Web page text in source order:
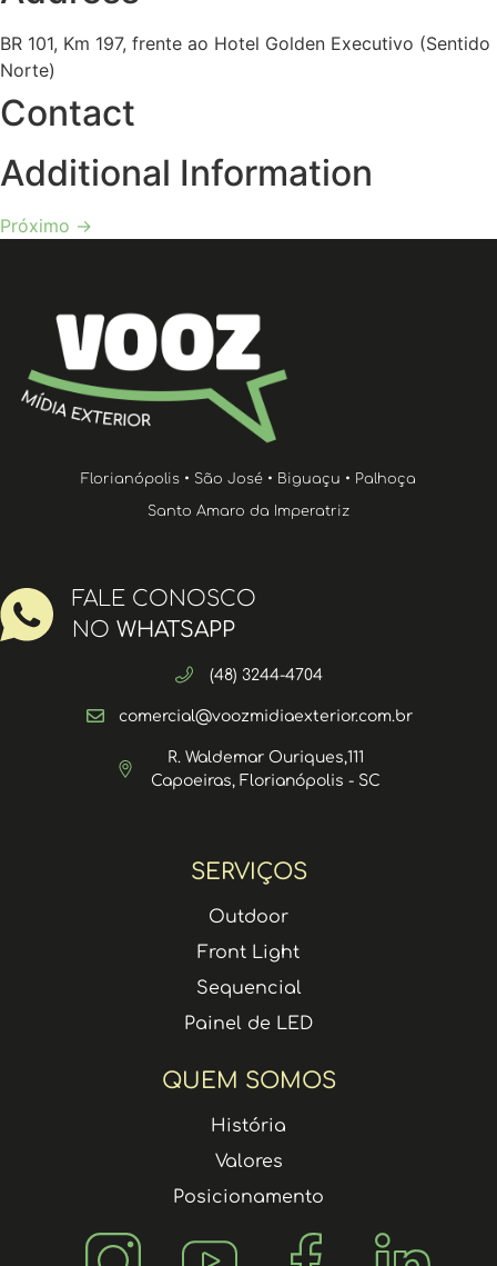
BR 101, Km 197, frente ao Hotel Golden Executivo (Sentido
Norte)
Contact
Additional Information
Próximo →
SERVIÇOS
Outdoor
Front Light
Sequencial
Painel de LED
QUEM SOMOS
História
Valores
Posicionamento
Florianópolis • São José • Biguaçu • Palhoça
Santo Amaro da Imperatriz
FALE CONOSCO
NO WHATSAPP
(48) 3244-4704
comercial@voozmidiaexterior.com.br
R. Waldemar Ouriques,111
Capoeiras, Florianópolis - SC